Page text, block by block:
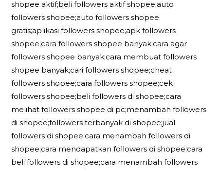
shopee aktif;beli followers aktif shopee;auto
followers shopee;auto followers shopee
gratis;aplikasi followers shopee;apk followers
shopee;cara followers shopee banyak;cara agar
followers shopee banyak;cara membuat followers
shopee banyak;cari followers shopee;cheat
followers shopee;cara followers shopee;cek
followers shopee;beli followers di shopee;cara
melihat followers shopee di pc;menambah followers
di shopee;followers terbanyak di shopee;jual
followers di shopee;cara menambah followers di
shopee;cara mendapatkan followers di shopee;cara
beli followers di shopee;cara menambah followers